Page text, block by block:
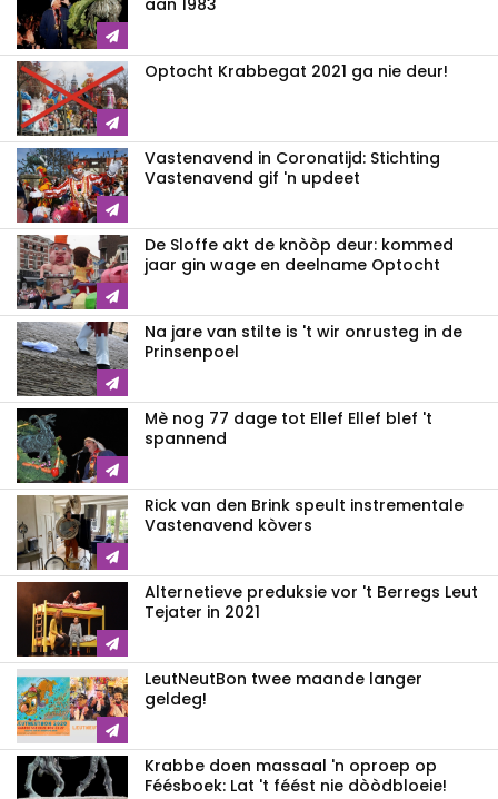
aan 1983
Optocht Krabbegat 2021 ga nie deur!
Vastenavend in Coronatijd: Stichting
Vastenavend gif 'n updeet
De Sloffe akt de knòòp deur: kommed
jaar gin wage en deelname Optocht
Na jare van stilte is 't wir onrusteg in de
Prinsenpoel
Mè nog 77 dage tot Ellef Ellef blef 't
spannend
Rick van den Brink speult instrementale
Vastenavend kòvers
Alternetieve preduksie vor 't Berregs Leut
Tejater in 2021
LeutNeutBon twee maande langer
geldeg!
Krabbe doen massaal 'n oproep op
Féésboek: Lat 't féést nie dòòdbloeie!